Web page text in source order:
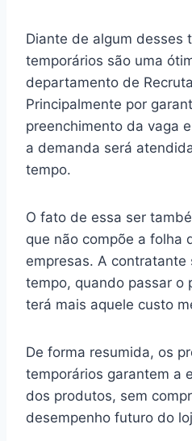
Diante de algum desses
temporários são uma
departamento de
Principalmente por
preenchimento da vaga
a demanda será
tempo.
O fato de essa ser
que não compõe a folha
empresas. A contratante
tempo, quando passar o
terá mais aquele custo
De forma resumida, os
temporários garantem a
dos produtos, sem
desempenho futuro do